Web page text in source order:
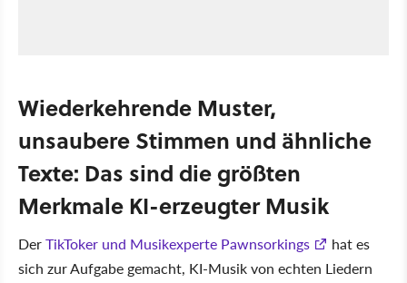
Wiederkehrende Muster,
unsaubere Stimmen und ähnliche
Texte: Das sind die größten
Merkmale KI-erzeugter Musik
DerTikToker und Musikexperte Pawnsorkings
hat es
sich zur Aufgabe gemacht, KI-Musik von echten Liedern